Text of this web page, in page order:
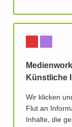
Künstliche
Wir klicken
Flut an
Inhalte, die